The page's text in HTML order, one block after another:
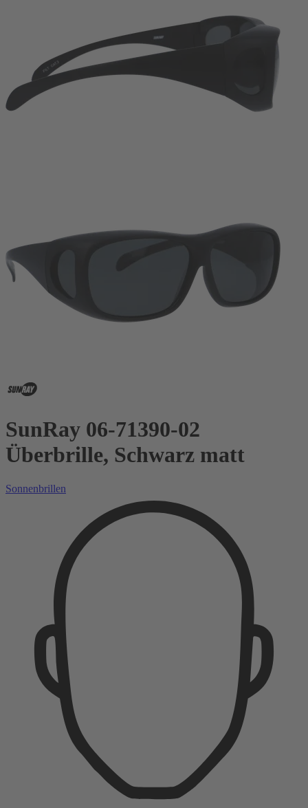
SunRay 06-71390-02
Überbrille, Schwarz matt
Sonnenbrillen